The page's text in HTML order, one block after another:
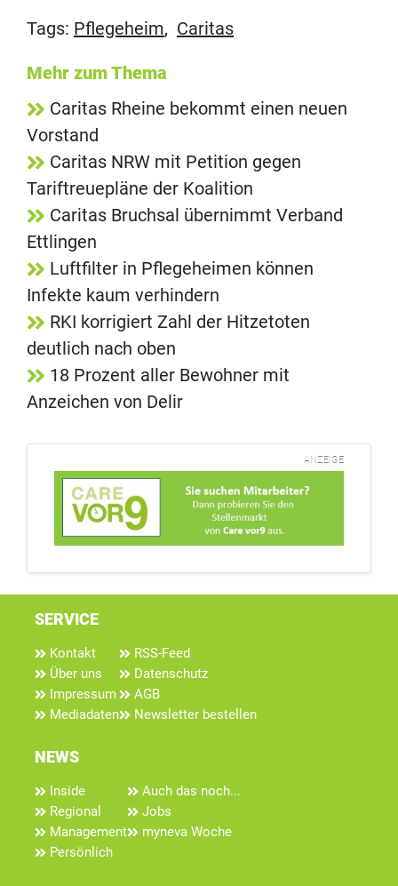
Tags: Pflegeheim, Caritas
Mehr zum Thema
Caritas Rheine bekommt einen neuen
Vorstand
Caritas NRW mit Petition gegen
Tariftreuepläne der Koalition
Caritas Bruchsal übernimmt Verband
Ettlingen
Luftfilter in Pflegeheimen können
Infekte kaum verhindern
RKI korrigiert Zahl der Hitzetoten
deutlich nach oben
18 Prozent aller Bewohner mit
Anzeichen von Delir
ANZEIGE
SERVICE
Kontakt
Über uns
Impressum
Mediadaten
RSS-Feed
Datenschutz
AGB
Newsletter bestellen
NEWS
Inside
Regional
Management
Persönlich
Auch das noch...
Jobs
myneva Woche